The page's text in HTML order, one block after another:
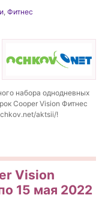
Фитнес
набора однодневных
Cooper Vision Фитнес
aktsii/!
Vision
15 мая 2022